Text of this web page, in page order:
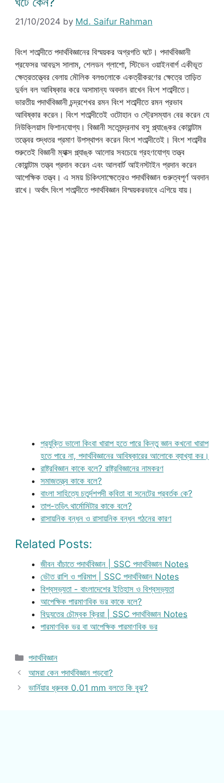
21/10/2024 by Md. Saifur Rahman
বিংশ শতাব্দীতে পদার্থবিজ্ঞানের বিস্ময়কর অগ্রগতি ঘটে। পদার্থবিজ্ঞানী
প্রফেসর আবদুস সালাম, শেলডন গ্লাশো, স্টিভেন ওয়াইনবার্গ একীভূত
ক্ষেত্রতত্ত্বের বেলায় মৌলিক বলগুলোকে একত্রীকরণের ক্ষেত্রে তাড়িত
দুর্বল বল আবিষ্কার করে অসামান্য অবদান রাখেন বিংশ শতাব্দীতে।
ভারতীয় পদার্থবিজ্ঞানী চন্দ্রশেখর রমন বিংশ শতাব্দীতে রমন প্রভাব
আবিষ্কার করেন। বিংশ শতাব্দীতেই ওটোহান ও স্ট্রেসম্যান বের করেন যে
নিউক্লিয়াস ফিশানযোগ্য। বিজ্ঞানী সত্যেন্দ্রনাথ বসু প্ল্যাঙ্কের কোয়ান্টাম
তত্ত্বের শুদ্ধতর প্রমাণ উপস্থাপন করেন বিংশ শতাব্দীতেই। বিংশ শতাব্দীর
শুরুতেই বিজ্ঞানী ম্যাক্স প্ল্যাঙ্ক আলোর সবচেয়ে গ্রহণযোগ্য তত্ত্ব
কোয়ান্টাম তত্ত্ব প্রদান করেন এবং আলবার্ট আইনস্টাইন প্রদান করেন
আপেক্ষিক তত্ত্ব। এ সময় চিকিৎসাক্ষেত্রেও পদার্থবিজ্ঞান গুরুত্বপূর্ণ অবদান
রাখে। অর্থাৎ বিংশ শতাব্দীতে পদার্থবিজ্ঞান বিস্ময়করভাবে এগিয়ে যায়।
প্রযুক্তি ভালো কিংবা খারাপ হতে পারে কিন্তু জ্ঞান কখনো খারাপ
হতে পারে না, পদার্থবিজ্ঞানের আবিষ্কারের আলোকে ব্যাখ্যা কর।
রাষ্ট্রবিজ্ঞান কাকে বলে? রাষ্ট্রবিজ্ঞানের নামকরণ
সমাজতত্ত্ব কাকে বলে?
বাংলা সাহিত্যে চতুর্দশপদী কবিতা বা সনেটের প্রবর্তক কে?
তাপ-তড়িৎ থার্মোমিটার কাকে বলে?
রাসায়নিক বন্ধন ও রাসায়নিক বন্ধন গঠনের কারণ
Related Posts:
জীবন বাঁচাতে পদার্থবিজ্ঞান | SSC পদার্থবিজ্ঞান Notes
ভৌত রাশি ও পরিমাপ | SSC পদার্থবিজ্ঞান Notes
বিশ্বসভ্যতা - বাংলাদেশের ইতিহাস ও বিশ্বসভ্যতা
আপেক্ষিক পারমাণবিক ভর কাকে বলে?
বিদ্যুতের চৌম্বক ক্রিয়া | SSC পদার্থবিজ্ঞান Notes
পারমাণবিক ভর বা আপেক্ষিক পারমাণবিক ভর
Categories
পদার্থবিজ্ঞান
আমরা কেন পদার্থবিজ্ঞান পড়বো?
ভার্নিয়ার ধ্রুবক 0.01 mm বলতে কি বুঝ?